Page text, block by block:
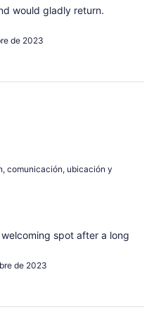
would gladly return.
de 2023
comunicación, ubicación y
spot after a long
de 2023